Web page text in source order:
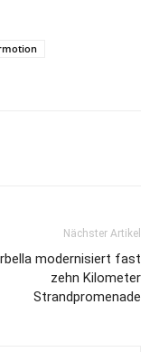
Nächster Artikel
modernisiert fast
zehn Kilometer
Strandpromenade